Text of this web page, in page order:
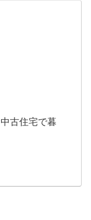
古住宅で暮